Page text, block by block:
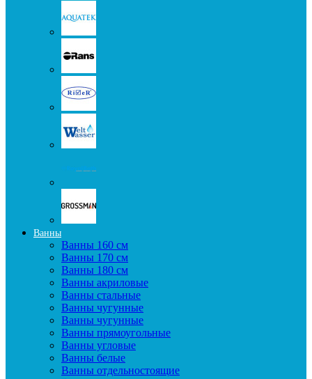
Ванны
Ванны 160 см
Ванны 170 см
Ванны 180 см
Ванны акриловые
Ванны стальные
Ванны чугунные
Ванны чугунные
Ванны прямоугольные
Ванны угловые
Ванны белые
Ванны отдельностоящие